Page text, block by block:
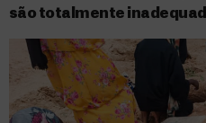
são totalmente